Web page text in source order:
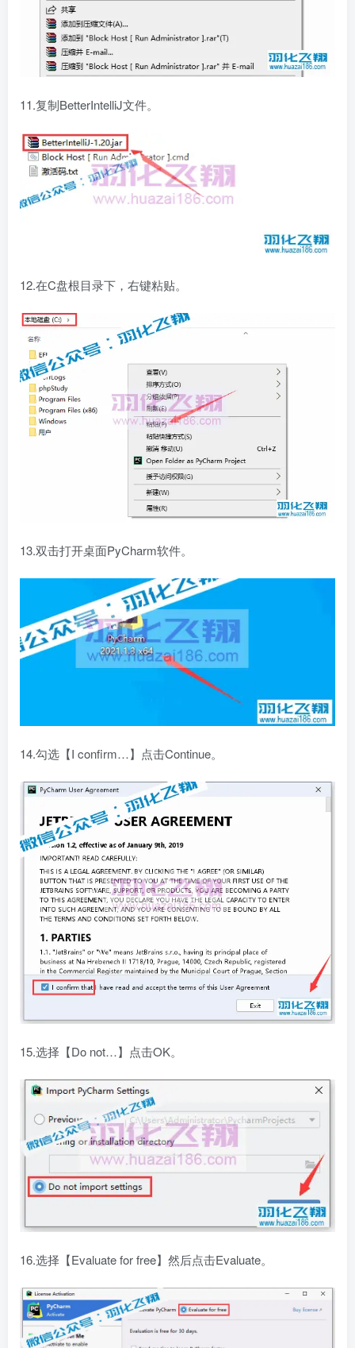
11.复制BetterIntelliJ文件。
12.在C盘根目录下，右键粘贴。
13.双击打开桌面PyCharm软件。
14.勾选【I confirm…】点击Continue。
15.选择【Do not…】点击OK。
16.选择【Evaluate for free】然后点击Evaluate。